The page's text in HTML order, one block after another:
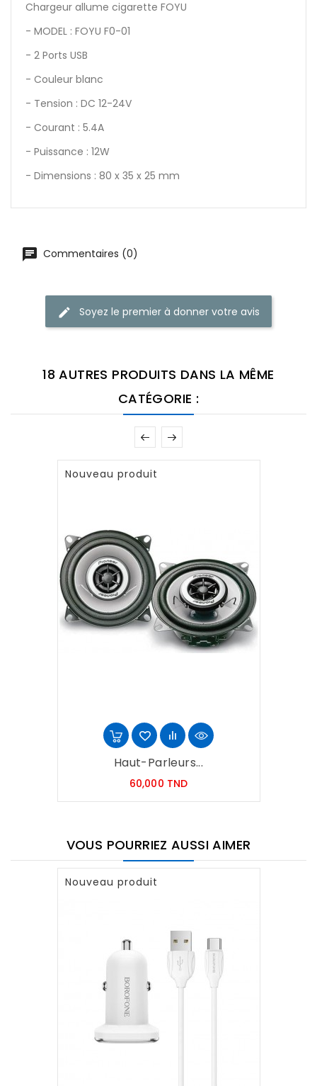
Chargeur allume cigarette FOYU
- MODEL : FOYU F0-01
- 2 Ports USB
- Couleur blanc
- Tension : DC 12-24V
- Courant : 5.4A
- Puissance : 12W
- Dimensions : 80 x 35 x 25 mm
Commentaires (0)
Soyez le premier à donner votre avis
18 AUTRES PRODUITS DANS LA MÊME
CATÉGORIE :
Nouveau produit
Haut-Parleurs...
60,000 TNDPrix
VOUS POURRIEZ AUSSI AIMER
Nouveau produit